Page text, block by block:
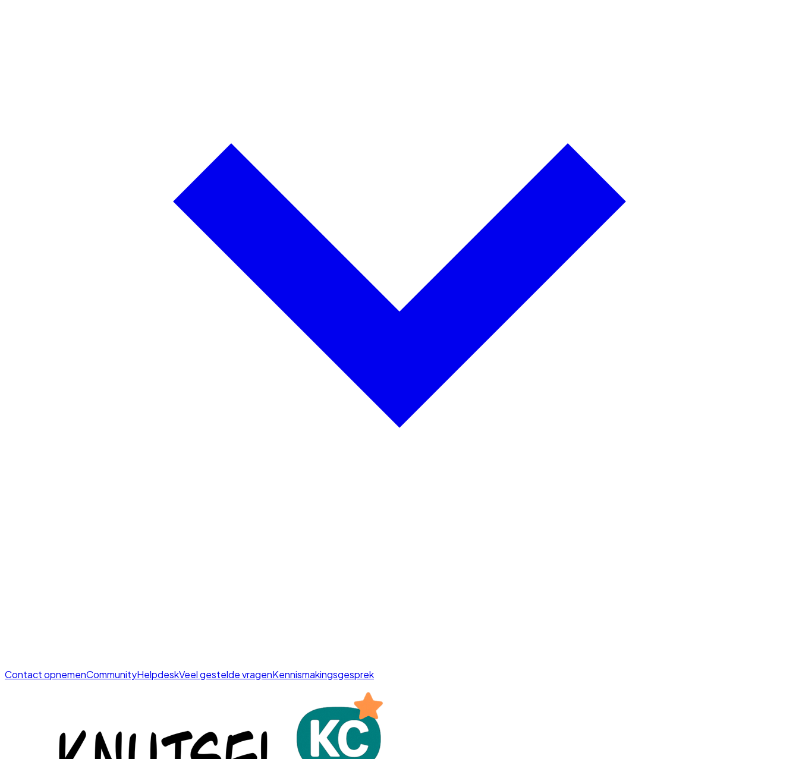
Contact opnemenCommunityHelpdeskVeel gestelde vragenKennismakingsgesprek